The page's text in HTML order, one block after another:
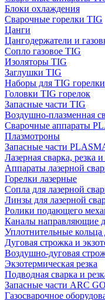
Блоки охлаждения
Сварочные горелки TIG
Цанги
Цангодержатели и
Сопло газовое TIG
Изоляторы TIG
Заглушки TIG
Наборы для TIG горелки
Головки TIG горелок
Запасные части TIG
Воздушно-плазменная
Сварочные аппараты
Плазмотроны
Запасные части
Лазерная сварка, резка
Аппараты лазерной
Горелки лазерные
Сопла для лазерной
Линзы для лазерной
Ролики подающего
Каналы направляющие
Уплотнительные кольца
Дуговая строжка и
Воздушно-дуговая
Экзотермическая резка
Подводная сварка и
Запасные части ARC
Газосварочное